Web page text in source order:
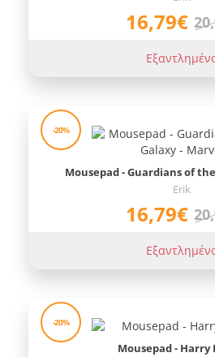
16,79€
-20%
Mousepad - Guardians of
Erik
16,79€
-20%
Mousepad - Harry